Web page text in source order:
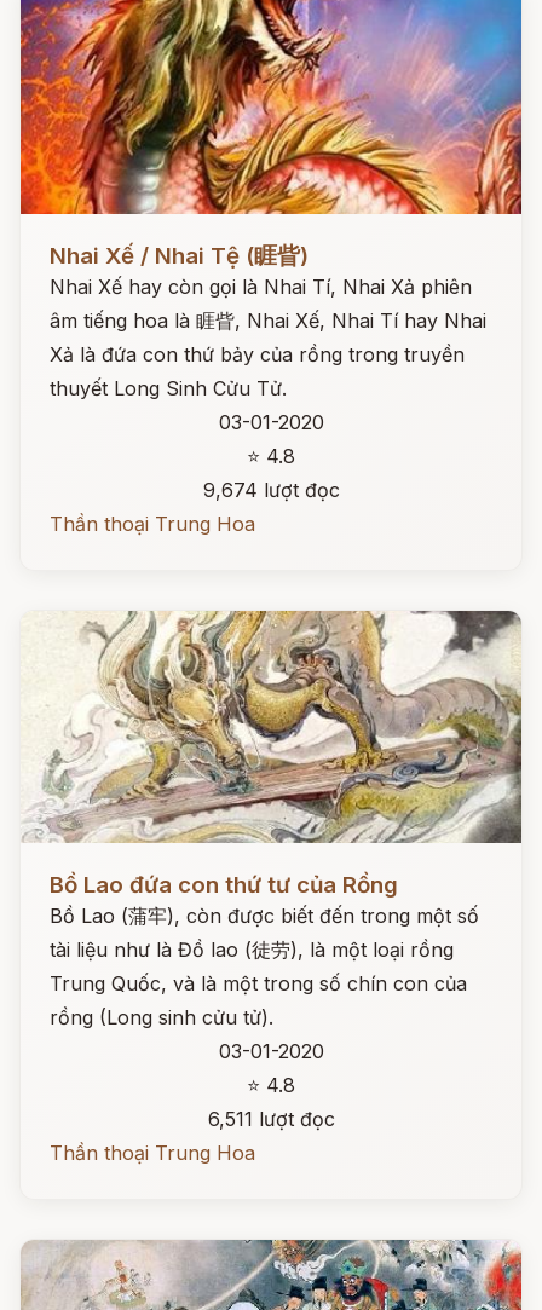
Nhai Xế / Nhai Tệ (睚眥)
Nhai Xế hay còn gọi là Nhai Tí, Nhai Xả phiên
âm tiếng hoa là 睚眥, Nhai Xế, Nhai Tí hay Nhai
Xả là đứa con thứ bảy của rồng trong truyền
thuyết Long Sinh Cửu Tử.
03-01-2020
⭐ 4.8
9,674 lượt đọc
Thần thoại Trung Hoa
Đọc ngay
Bồ Lao đứa con thứ tư của Rồng
Bồ Lao (蒲牢), còn được biết đến trong một số
tài liệu như là Đồ lao (徒劳), là một loại rồng
Trung Quốc, và là một trong số chín con của
rồng (Long sinh cửu tử).
03-01-2020
⭐ 4.8
6,511 lượt đọc
Thần thoại Trung Hoa